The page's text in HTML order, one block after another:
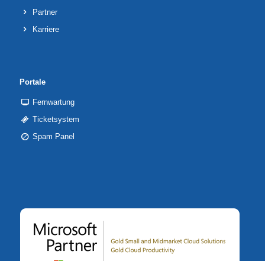
Partner
Karriere
Portale
Fernwartung
Ticketsystem
Spam Panel